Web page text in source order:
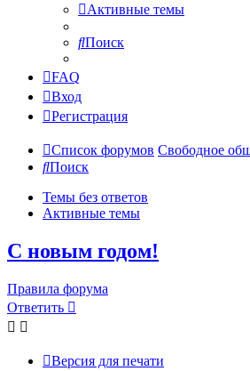
Активные темы
Поиск
FAQ
Вход
Регистрация
Список форумов Свободное
Поиск
Темы без ответов
Активные темы
С новым годом!
Правила форума
Ответить
Версия для печати